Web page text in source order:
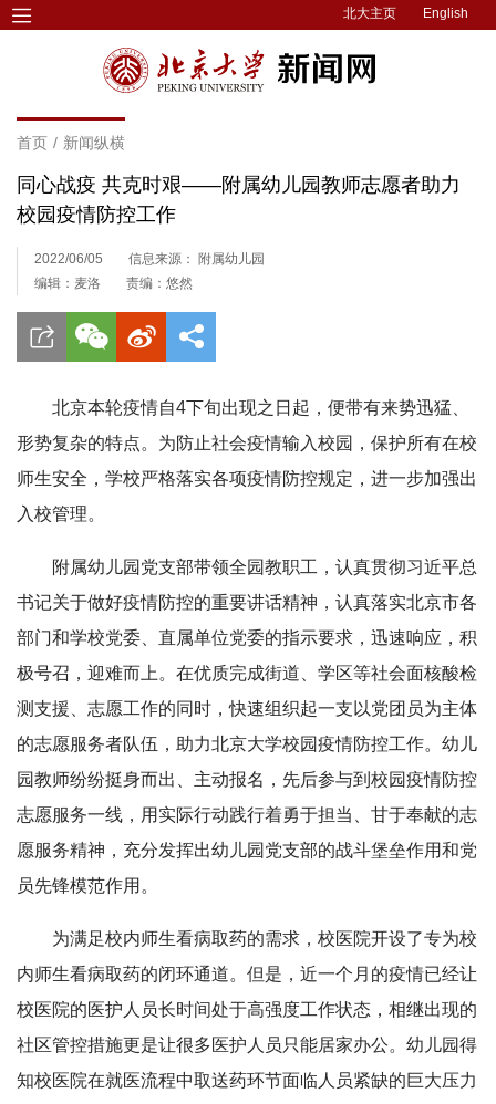
北大主页 English
首页 / 新闻纵横
同心战疫 共克时艰——附属幼儿园教师志愿者助力
校园疫情防控工作
2022/06/05
信息来源： 附属幼儿园
编辑：麦洛
责编：悠然
北京本轮疫情自4下旬出现之日起，便带有来势迅猛、
形势复杂的特点。为防止社会疫情输入校园，保护所有在校
师生安全，学校严格落实各项疫情防控规定，进一步加强出
入校管理。
附属幼儿园党支部带领全园教职工，认真贯彻习近平总
书记关于做好疫情防控的重要讲话精神，认真落实北京市各
部门和学校党委、直属单位党委的指示要求，迅速响应，积
极号召，迎难而上。在优质完成街道、学区等社会面核酸检
测支援、志愿工作的同时，快速组织起一支以党团员为主体
的志愿服务者队伍，助力北京大学校园疫情防控工作。幼儿
园教师纷纷挺身而出、主动报名，先后参与到校园疫情防控
志愿服务一线，用实际行动践行着勇于担当、甘于奉献的志
愿服务精神，充分发挥出幼儿园党支部的战斗堡垒作用和党
员先锋模范作用。
为满足校内师生看病取药的需求，校医院开设了专为校
内师生看病取药的闭环通道。但是，近一个月的疫情已经让
校医院的医护人员长时间处于高强度工作状态，相继出现的
社区管控措施更是让很多医护人员只能居家办公。幼儿园得
知校医院在就医流程中取送药环节面临人员紧缺的巨大压力